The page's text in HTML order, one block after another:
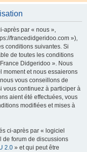
après par « nous »,
francedidgeridoo.com »),
conditions suivantes. Si
de toutes les conditions
Didgeridoo ». Nous
moment et nous essaierons
vous conseillons de
vous continuez à participer à
aient été effectuées, vous
modifiées et mises à
ci-après par « logiciel
de forum de discussions
2.0 » et qui peut être